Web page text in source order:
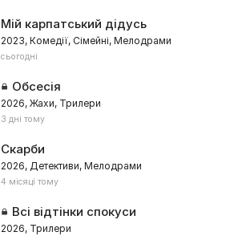
Мій карпатський дідусь
2023, Комедії, Сімейні, Мелодрами
сьогодні
Обсесія
2026, Жахи, Трилери
3 дні тому
Скарби
2026, Детективи, Мелодрами
4 місяці тому
Всі відтінки спокуси
2026, Трилери